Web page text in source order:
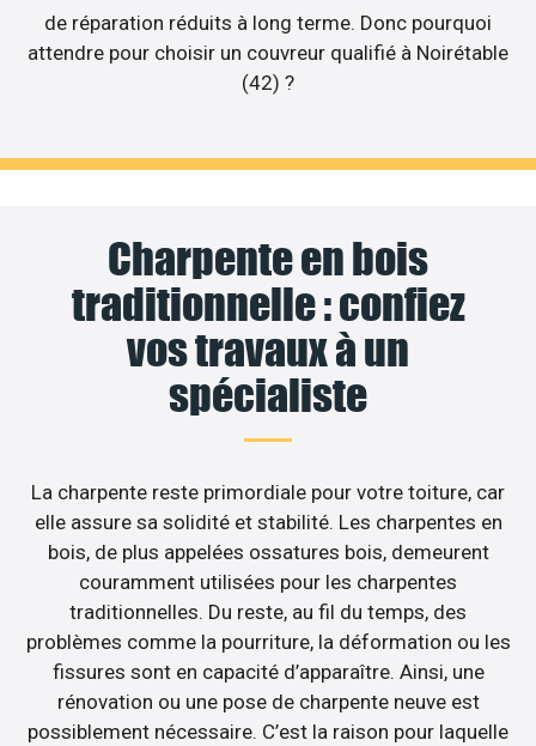
de réparation réduits à long terme. Donc pourquoi
attendre pour choisir un couvreur qualifié à Noirétable
(42) ?
Charpente en bois
traditionnelle : confiez
vos travaux à un
spécialiste
La charpente reste primordiale pour votre toiture, car
elle assure sa solidité et stabilité. Les charpentes en
bois, de plus appelées ossatures bois, demeurent
couramment utilisées pour les charpentes
traditionnelles. Du reste, au fil du temps, des
problèmes comme la pourriture, la déformation ou les
fissures sont en capacité d’apparaître. Ainsi, une
rénovation ou une pose de charpente neuve est
possiblement nécessaire. C’est la raison pour laquelle